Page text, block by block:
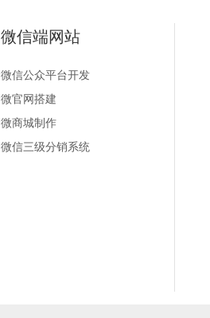
微信端网站
微信公众平台开发
微官网搭建
微商城制作
微信三级分销系统